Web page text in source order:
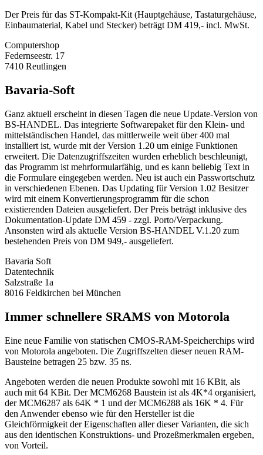
Der Preis für das ST-Kompakt-Kit (Hauptgehäuse, Tastaturgehäuse,
Einbaumaterial, Kabel und Stecker) beträgt DM 419,- incl. MwSt.
Computershop
Federnseestr. 17
7410 Reutlingen
Bavaria-Soft
Ganz aktuell erscheint in diesen Tagen die neue Update-Version von
BS-HANDEL. Das integrierte Softwarepaket für den Klein- und
mittelständischen Handel, das mittlerweile weit über 400 mal
installiert ist, wurde mit der Version 1.20 um einige Funktionen
erweitert. Die Datenzugriffszeiten wurden erheblich beschleunigt,
das Programm ist mehrformularfähig, und es kann beliebig Text in
die Formulare eingegeben werden. Neu ist auch ein Passwortschutz
in verschiedenen Ebenen. Das Updating für Version 1.02 Besitzer
wird mit einem Konvertierungsprogramm für die schon
existierenden Dateien ausgeliefert. Der Preis beträgt inklusive des
Dokumentation-Update DM 459 - zzgl. Porto/Verpackung.
Ansonsten wird als aktuelle Version BS-HANDEL V.1.20 zum
bestehenden Preis von DM 949,- ausgeliefert.
Bavaria Soft
Datentechnik
Salzstraße 1a
8016 Feldkirchen bei München
Immer schnellere SRAMS von Motorola
Eine neue Familie von statischen CMOS-RAM-Speicherchips wird
von Motorola angeboten. Die Zugriffszelten dieser neuen RAM-
Bausteine betragen 25 bzw. 35 ns.
Angeboten werden die neuen Produkte sowohl mit 16 KBit, als
auch mit 64 KBit. Der MCM6268 Baustein ist als 4K*4 organisiert,
der MCM6287 als 64K * 1 und der MCM6288 als 16K * 4. Für
den Anwender ebenso wie für den Hersteller ist die
Gleichförmigkeit der Eigenschaften aller dieser Varianten, die sich
aus den identischen Konstruktions- und Prozeßmerkmalen ergeben,
von Vorteil.